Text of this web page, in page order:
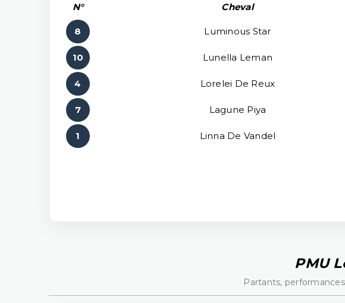
N° Cheval
8 Luminous Star
10 Lunella Leman
4 Lorelei De Reux
7 Lagune Piya
1 Linna De Vandel
PMU
Partants,